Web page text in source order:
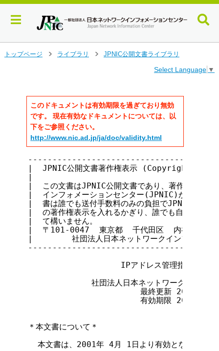
トップページ
ライブラリ
JPNIC公開文書ライブラリ
Select Language ▼
このドキュメントは有効期限を過ぎており無効
です。 現在有効なドキュメントについては、以
下をご参照ください。
http://www.nic.ad.jp/ja/doc/validity.html
|  JPNIC公開文書著作権表示 (Copyright
|
|  この文書はJPNIC公開文書であり、著作権は
|  インフォメーションセンター(JPNIC)が保持
|  書は誰でも送付手数料のみの負担でJPNICか
|  の著作権表示を入れるかぎり、誰でも自由に転
|  て構いません。
|  〒101-0047  東京都  千代田区  内神田2-
|        社団法人日本ネットワークインフォ
IPアドレス管理指定事業者
社団法人日本ネットワークインフォ
最終更新 2002年  1
有効期限 2002年  3
＊本文書について＊
  本文書は、2001年 4月 1日より有効となります。